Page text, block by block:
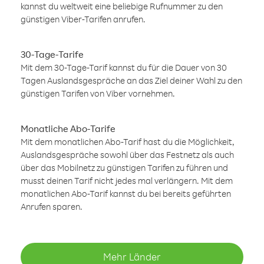
kannst du weltweit eine beliebige Rufnummer zu den
günstigen Viber-Tarifen anrufen.
30-Tage-Tarife
Mit dem 30-Tage-Tarif kannst du für die Dauer von 30
Tagen Auslandsgespräche an das Ziel deiner Wahl zu den
günstigen Tarifen von Viber vornehmen.
Monatliche Abo-Tarife
Mit dem monatlichen Abo-Tarif hast du die Möglichkeit,
Auslandsgespräche sowohl über das Festnetz als auch
über das Mobilnetz zu günstigen Tarifen zu führen und
musst deinen Tarif nicht jedes mal verlängern. Mit dem
monatlichen Abo-Tarif kannst du bei bereits geführten
Anrufen sparen.
Mehr Länder